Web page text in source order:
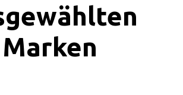
Marken